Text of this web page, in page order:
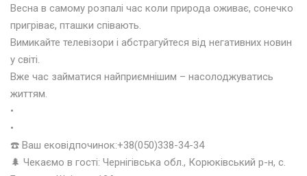
Весна в самому розпалі час коли природа оживає, сонечко
пригріває, пташки співають.
Вимикайте телевізори і абстрагуйтеся від негативних новин
у світі.
Вже час займатися найприємнішим – насолоджуватись
життям.
•
•
☎️ Ваш ековідпочинок:+38(050)338-34-34
🌲 Чекаємо в гості: Чернігівська обл., Корюківський р-н, с.